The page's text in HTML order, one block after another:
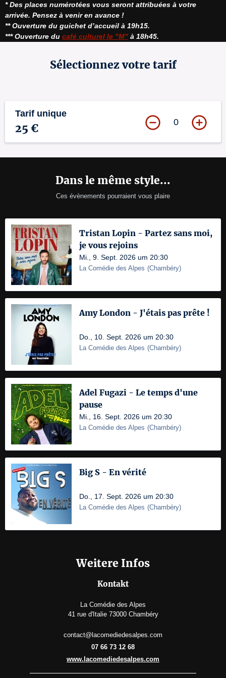
* Des places numérotées vous seront attribuées à votre
arrivée. Pensez à venir en avance !
** Ouverture du guichet d’accueil à 19h15.
*** Ouverture du café culturel le "M" à 18h45.
Sélectionnez votre tarif
Tarif unique
25 € 0
Dans le même style...
Ces évènements pourraient vous plaire
Tristan Lopin - Partez sans moi,
je vous rejoins
Mi., 9. Sept. 2026 um 20:30
La Comédie des Alpes (Chambéry)
Amy London - J'étais pas prête !
Do., 10. Sept. 2026 um 20:30
La Comédie des Alpes (Chambéry)
Adel Fugazi - Le temps d'une
pause
Mi., 16. Sept. 2026 um 20:30
La Comédie des Alpes (Chambéry)
Big S - En vérité
Do., 17. Sept. 2026 um 20:30
La Comédie des Alpes (Chambéry)
Weitere Infos
Kontakt
La Comédie des Alpes
41 rue d'Italie 73000 Chambéry
contact@lacomediedesalpes.com
07 66 73 12 68
www.lacomediedesalpes.com